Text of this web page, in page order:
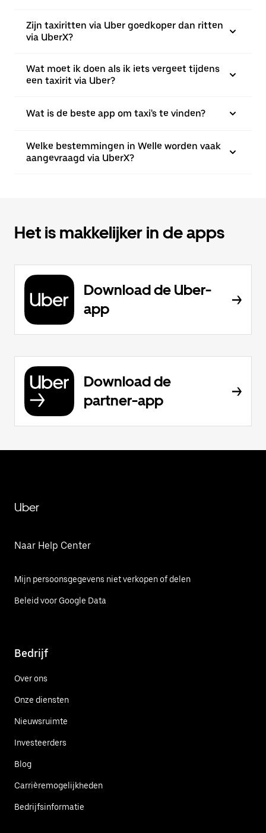
Zijn taxiritten via Uber goedkoper dan ritten
via UberX?
Wat moet ik doen als ik iets vergeet tijdens
een taxirit via Uber?
Wat is de beste app om taxi's te vinden?
Welke bestemmingen in Welle worden vaak
aangevraagd via UberX?
Het is makkelijker in de apps
Download de Uber-
app
Download de
partner-app
Uber
Naar Help Center
Mijn persoonsgegevens niet verkopen of delen
Beleid voor Google Data
Bedrijf
Over ons
Onze diensten
Nieuwsruimte
Investeerders
Blog
Carrièremogelijkheden
Bedrijfsinformatie